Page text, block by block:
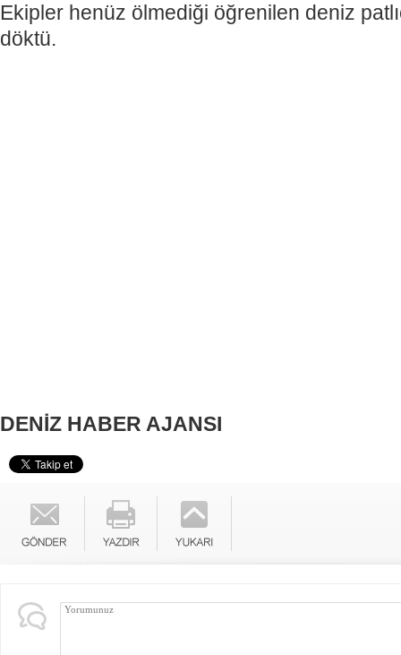
Ekipler henüz ölmediği öğrenilen deniz
döktü.
DENİZ HABER AJANSI